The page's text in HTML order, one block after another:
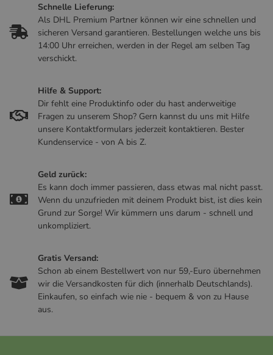
Schnelle Lieferung:
Als DHL Premium Partner können wir eine schnellen und
sicheren Versand garantieren. Bestellungen welche uns bis
14:00 Uhr erreichen, werden in der Regel am selben Tag
verschickt.
Hilfe & Support:
Dir fehlt eine Produktinfo oder du hast anderweitige
Fragen zu unserem Shop? Gern kannst du uns mit Hilfe
unsere Kontaktformulars jederzeit kontaktieren. Bester
Kundenservice - von A bis Z.
Geld zurück:
Es kann doch immer passieren, dass etwas mal nicht passt.
Wenn du unzufrieden mit deinem Produkt bist, ist dies kein
Grund zur Sorge! Wir kümmern uns darum - schnell und
unkompliziert.
Gratis Versand:
Schon ab einem Bestellwert von nur 59,-Euro übernehmen
wir die Versandkosten für dich (innerhalb Deutschlands).
Einkaufen, so einfach wie nie - bequem & von zu Hause
aus.